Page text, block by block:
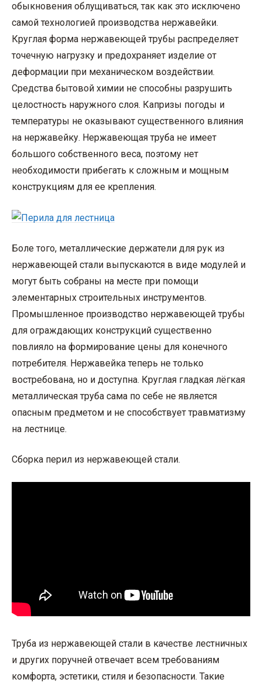
обыкновения облущиваться, так как это исключено
самой технологией производства нержавейки.
Круглая форма нержавеющей трубы распределяет
точечную нагрузку и предохраняет изделие от
деформации при механическом воздействии.
Средства бытовой химии не способны разрушить
целостность наружного слоя. Капризы погоды и
температуры не оказывают существенного влияния
на нержавейку. Нержавеющая труба не имеет
большого собственного веса, поэтому нет
необходимости прибегать к сложным и мощным
конструкциям для ее крепления.
Боле того, металлические держатели для рук из
нержавеющей стали выпускаются в виде модулей и
могут быть собраны на месте при помощи
элементарных строительных инструментов.
Промышленное производство нержавеющей трубы
для ограждающих конструкций существенно
повлияло на формирование цены для конечного
потребителя. Нержавейка теперь не только
востребована, но и доступна. Круглая гладкая лёгкая
металлическая труба сама по себе не является
опасным предметом и не способствует травматизму
на лестнице.
Cборка перил из нержавеющей стали.
Труба из нержавеющей стали в качестве лестничных
и других поручней отвечает всем требованиям
комфорта, эстетики, стиля и безопасности. Такие